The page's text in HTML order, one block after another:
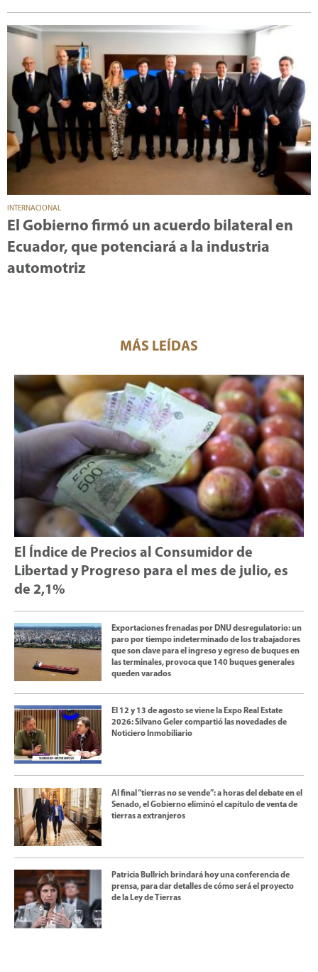
INTERNACIONAL
El Gobierno firmó un acuerdo bilateral en
Ecuador, que potenciará a la industria
automotriz
MÁS LEÍDAS
El Índice de Precios al Consumidor de
Libertad y Progreso para el mes de julio, es
de 2,1%
Exportaciones frenadas por DNU desregulatorio: un
paro por tiempo indeterminado de los trabajadores
que son clave para el ingreso y egreso de buques en
las terminales, provoca que 140 buques generales
queden varados
El 12 y 13 de agosto se viene la Expo Real Estate
2026: Silvano Geler compartió las novedades de
Noticiero Inmobiliario
Al final “tierras no se vende”: a horas del debate en el
Senado, el Gobierno eliminó el capítulo de venta de
tierras a extranjeros
Patricia Bullrich brindará hoy una conferencia de
prensa, para dar detalles de cómo será el proyecto
de la Ley de Tierras